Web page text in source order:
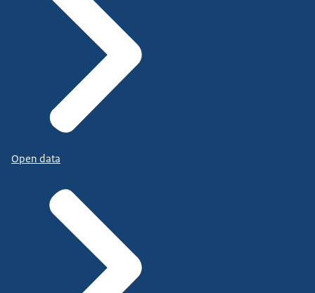
Open data